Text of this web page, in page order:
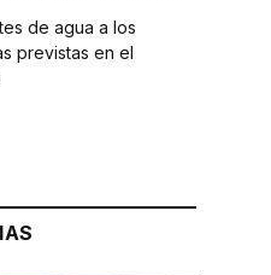
de agua a los
previstas en el